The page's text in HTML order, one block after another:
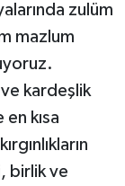
zulüm
mazlum
ve kardeşlik
kısa
birlik ve